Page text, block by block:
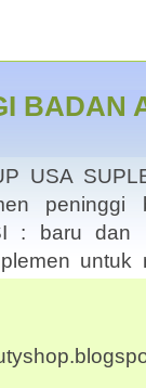
BADAN
USA
: baru dan
untuk